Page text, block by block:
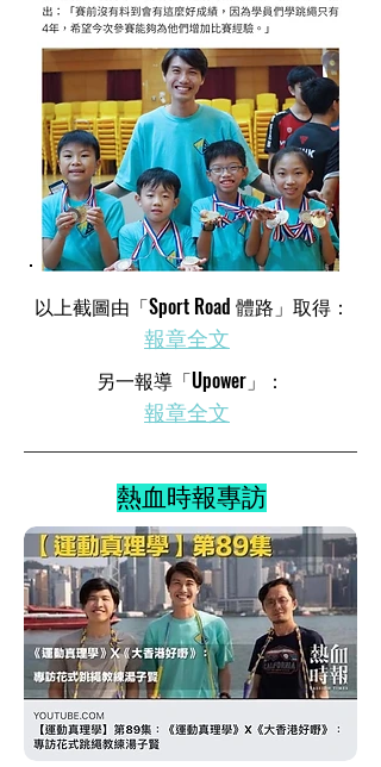
​以上截圖由「Sport Road 體路」取得：
​報章全文
​另一報導「Upower」：
​報章全文
熱血時報專訪